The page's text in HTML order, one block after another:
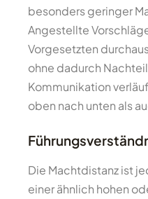
besonders geringer
Angestellte
Vorgesetzten
ohne dadurch
Kommunikation
oben nach unten als
Die Machtdistanz ist
einer ähnlich hohen